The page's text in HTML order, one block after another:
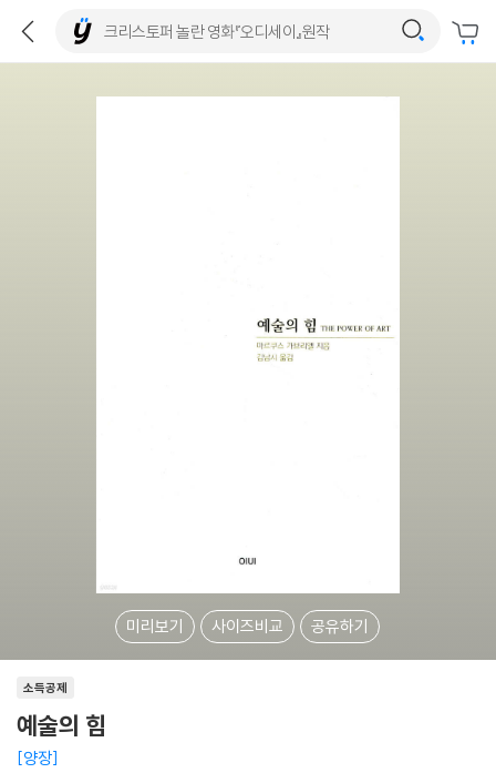
미리보기 사이즈비교 공유하기
소득공제
예술의 힘
양장